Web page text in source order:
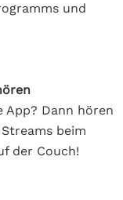
und
App? Dann hören
beim
der Couch!